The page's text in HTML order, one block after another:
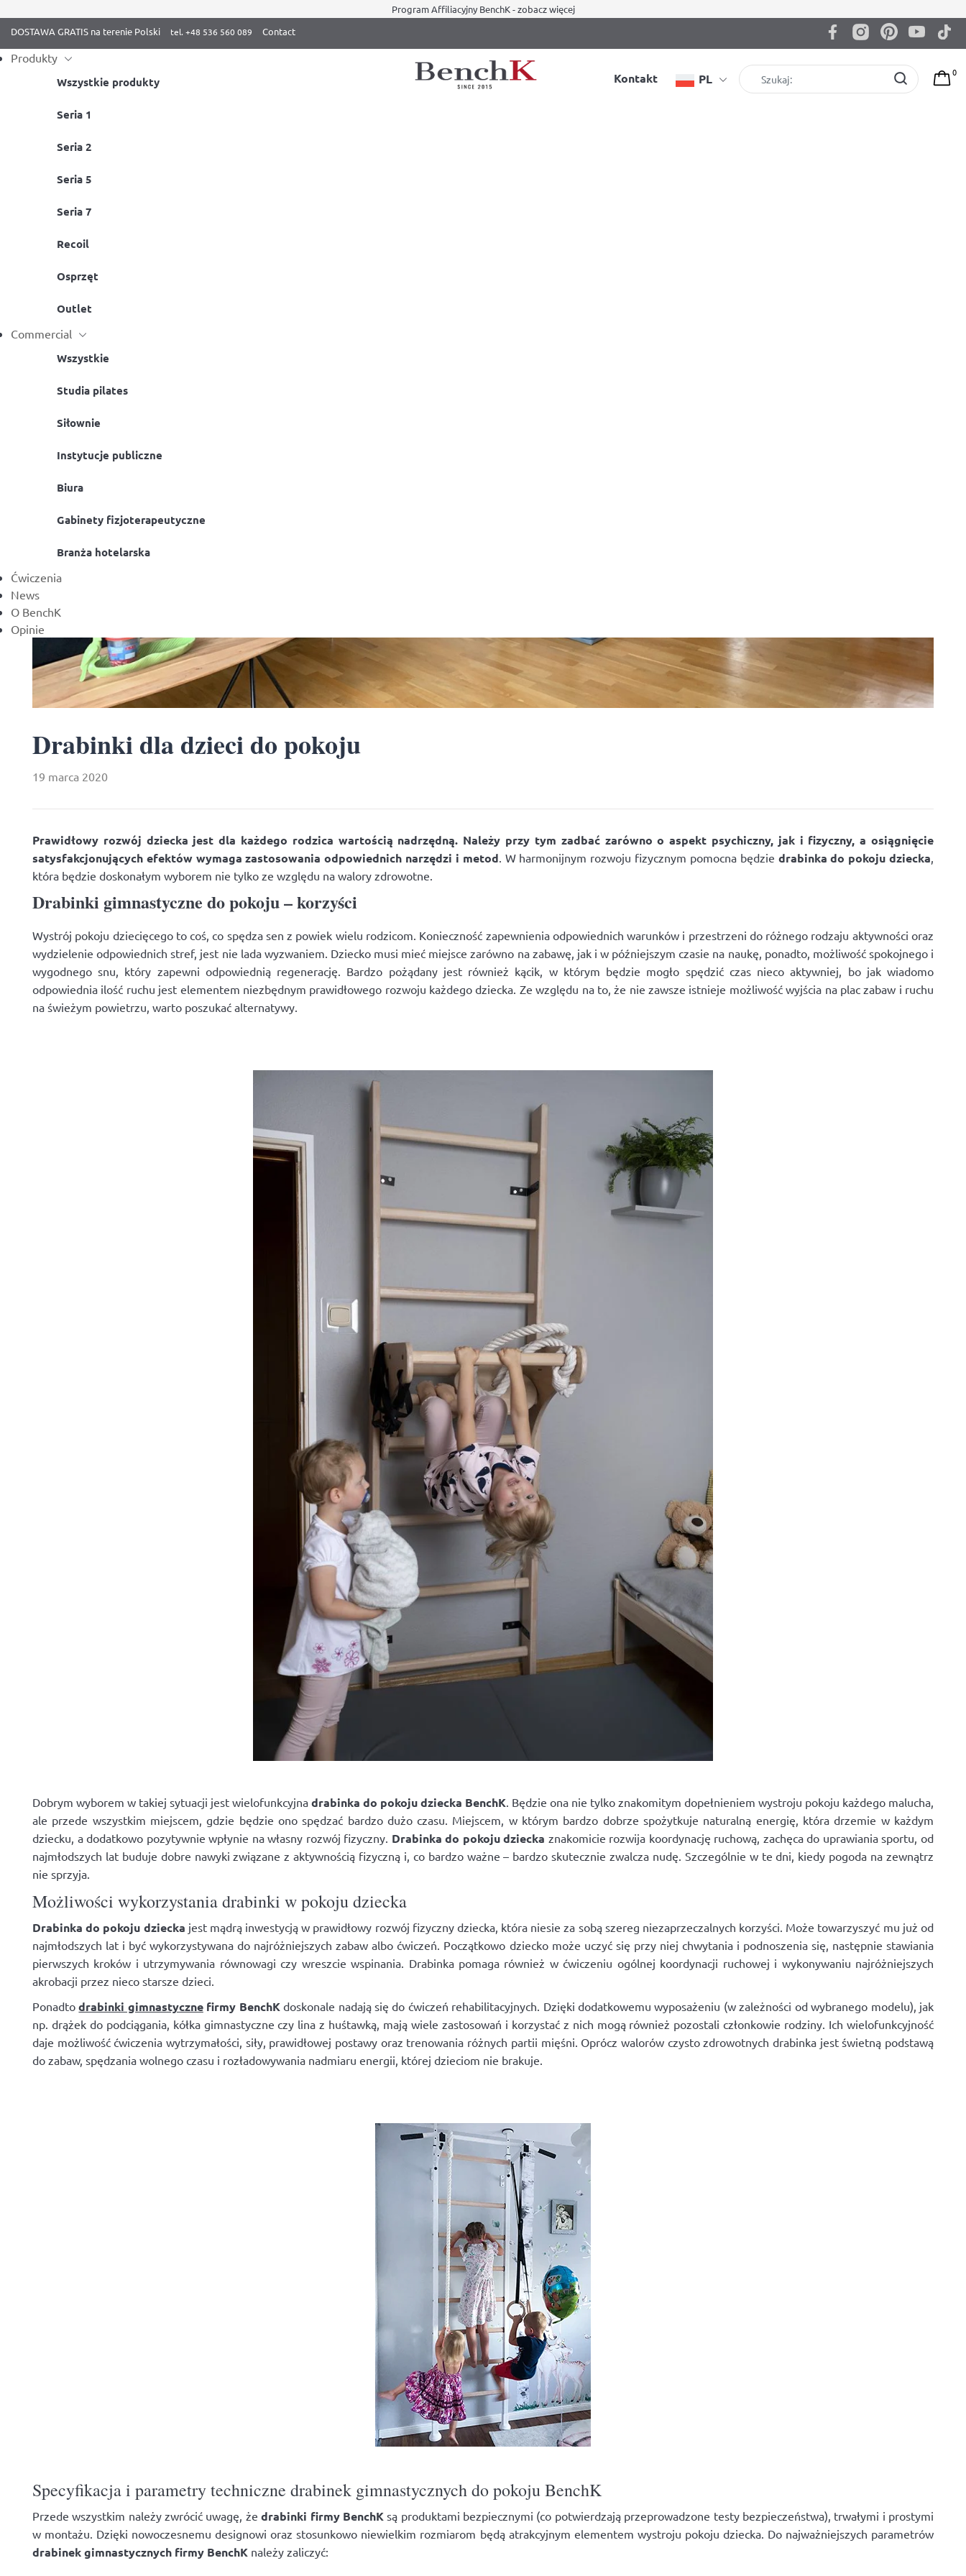
Program Affiliacyjny BenchK - zobacz więcej
DOSTAWA GRATIS na terenie Polski
Contact
Produkty
Wszystkie produkty
Seria 1
Seria 2
Seria 5
Seria 7
Recoil
Osprzęt
Outlet
Commercial
Wszystkie
Studia pilates
Siłownie
Instytucje publiczne
Biura
Gabinety fizjoterapeutyczne
Branża hotelarska
Ćwiczenia
News
O BenchK
Opinie
Kontakt PL 0
Drabinki dla dzieci do pokoju
19 marca 2020
Prawidłowy rozwój dziecka jest dla każdego rodzica wartością nadrzędną. Należy przy tym zadbać zarówno o aspekt psychiczny, jak i fizyczny, a osiągnięcie
satysfakcjonujących efektów wymaga zastosowania odpowiednich narzędzi i metod. W harmonijnym rozwoju fizycznym pomocna będzie drabinka do pokoju dziecka,
która będzie doskonałym wyborem nie tylko ze względu na walory zdrowotne.
Drabinki gimnastyczne do pokoju – korzyści
Wystrój pokoju dziecięcego to coś, co spędza sen z powiek wielu rodzicom. Konieczność zapewnienia odpowiednich warunków i przestrzeni do różnego rodzaju aktywności oraz
wydzielenie odpowiednich stref, jest nie lada wyzwaniem. Dziecko musi mieć miejsce zarówno na zabawę, jak i w późniejszym czasie na naukę, ponadto, możliwość spokojnego i
wygodnego snu, który zapewni odpowiednią regenerację. Bardzo pożądany jest również kącik, w którym będzie mogło spędzić czas nieco aktywniej, bo jak wiadomo
odpowiednia ilość ruchu jest elementem niezbędnym prawidłowego rozwoju każdego dziecka. Ze względu na to, że nie zawsze istnieje możliwość wyjścia na plac zabaw i ruchu
na świeżym powietrzu, warto poszukać alternatywy.
Dobrym wyborem w takiej sytuacji jest wielofunkcyjna drabinka do pokojudziecka BenchK. Będzie ona nie tylko znakomitym dopełnieniem wystroju pokoju każdego malucha,
ale przede wszystkim miejscem, gdzie będzie ono spędzać bardzo dużo czasu. Miejscem, w którym bardzo dobrze spożytkuje naturalną energię, która drzemie w każdym
dziecku, a dodatkowo pozytywnie wpłynie na własny rozwój fizyczny. Drabinka do pokoju dziecka znakomicie rozwija koordynację ruchową, zachęca do uprawiania sportu, od
najmłodszych lat buduje dobre nawyki związane z aktywnością fizyczną i, co bardzo ważne – bardzo skutecznie zwalcza nudę. Szczególnie w te dni, kiedy pogoda na zewnątrz
nie sprzyja.
Możliwości wykorzystania drabinki w pokoju dziecka
Drabinka do pokoju dziecka jest mądrą inwestycją w prawidłowy rozwój fizyczny dziecka, która niesie za sobą szereg niezaprzeczalnych korzyści. Może towarzyszyć mu już od
najmłodszych lat i być wykorzystywana do najróżniejszych zabaw albo ćwiczeń. Początkowo dziecko może uczyć się przy niej chwytania i podnoszenia się, następnie stawiania
pierwszych kroków i utrzymywania równowagi czy wreszcie wspinania. Drabinka pomaga również w ćwiczeniu ogólnej koordynacji ruchowej i wykonywaniu najróżniejszych
akrobacji przez nieco starsze dzieci.
Ponadtodrabinki gimnastycznefirmy BenchKdoskonale nadają się do ćwiczeń rehabilitacyjnych. Dzięki dodatkowemu wyposażeniu (w zależności od wybranego modelu), jak
np. drążek do podciągania, kółka gimnastyczne czy lina z huśtawką, mają wiele zastosowań i korzystać z nich mogą również pozostali członkowie rodziny. Ich wielofunkcyjność
daje możliwość ćwiczenia wytrzymałości, siły, prawidłowej postawy oraz trenowania różnych partii mięśni. Oprócz walorów czysto zdrowotnych drabinka jest świetną podstawą
do zabaw, spędzania wolnego czasu i rozładowywania nadmiaru energii, której dzieciom nie brakuje.
Specyfikacja i parametry techniczne drabinek gimnastycznych do pokoju BenchK
Przede wszystkim należy zwrócić uwagę, żedrabinki firmy BenchKsą produktami bezpiecznymi (co potwierdzają przeprowadzone testy bezpieczeństwa), trwałymi i prostymi
w montażu. Dzięki nowoczesnemu designowi oraz stosunkowo niewielkim rozmiarom będą atrakcyjnym elementem wystroju pokoju dziecka. Do najważniejszych parametrów
drabinek gimnastycznych firmy BenchK należy zaliczyć: